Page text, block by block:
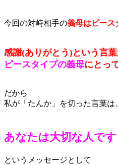
今回の対峙相手の義母はピース
感謝(ありがとう)という言
ピースタイプの義母にとっ
だから
私が「たんか」を切った言葉は
あなたは大切な人です
というメッセージとして